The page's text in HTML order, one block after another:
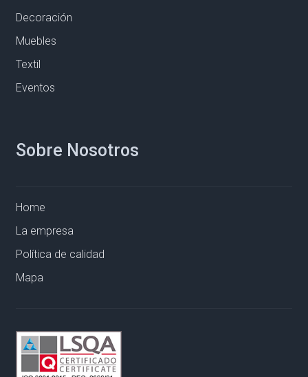
Decoración
Muebles
Textil
Eventos
Sobre Nosotros
Home
La empresa
Política de calidad
Mapa